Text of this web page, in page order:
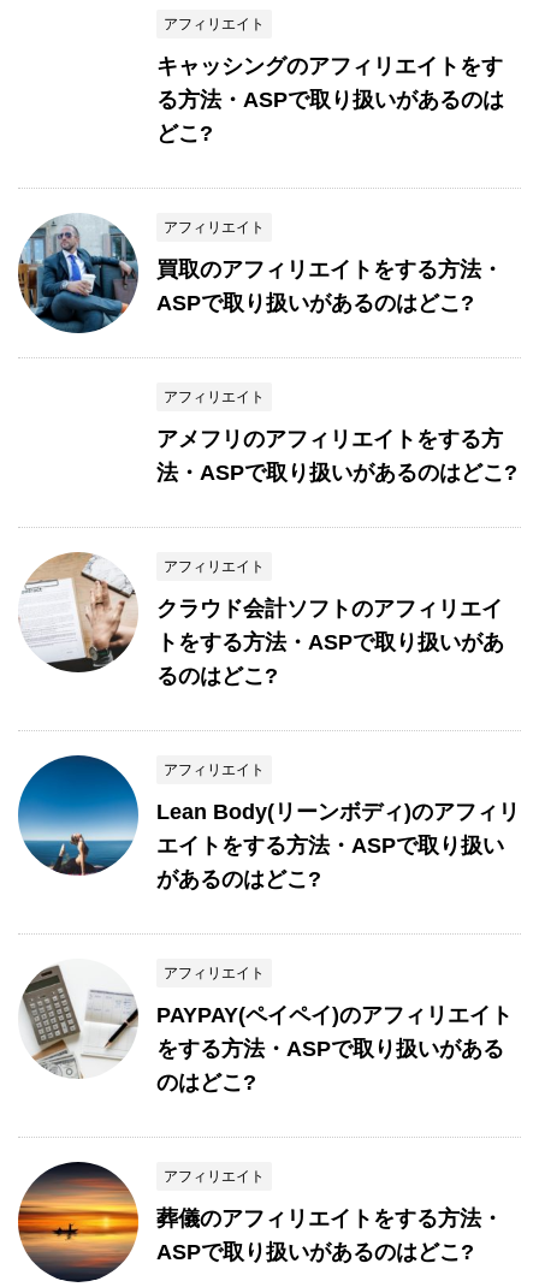
アフィリエイト
キャッシングのアフィリエイトをす
る方法・ASPで取り扱いがあるのは
どこ?
アフィリエイト
買取のアフィリエイトをする方法・
ASPで取り扱いがあるのはどこ?
アフィリエイト
アメフリのアフィリエイトをする方
法・ASPで取り扱いがあるのはどこ?
アフィリエイト
クラウド会計ソフトのアフィリエイ
トをする方法・ASPで取り扱いがあ
るのはどこ?
アフィリエイト
Lean Body(リーンボディ)のアフィリ
エイトをする方法・ASPで取り扱い
があるのはどこ?
アフィリエイト
PAYPAY(ペイペイ)のアフィリエイト
をする方法・ASPで取り扱いがある
のはどこ?
アフィリエイト
葬儀のアフィリエイトをする方法・
ASPで取り扱いがあるのはどこ?